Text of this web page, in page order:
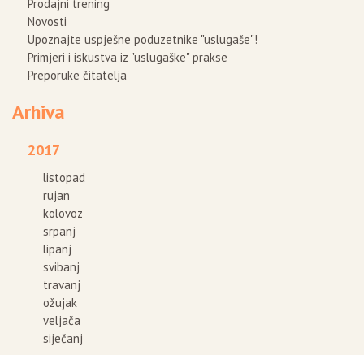
Prodajni trening
Novosti
Upoznajte uspješne poduzetnike "uslugaše"!
Primjeri i iskustva iz "uslugaške" prakse
Preporuke čitatelja
Arhiva
2017
listopad
rujan
kolovoz
srpanj
lipanj
svibanj
travanj
ožujak
veljača
siječanj